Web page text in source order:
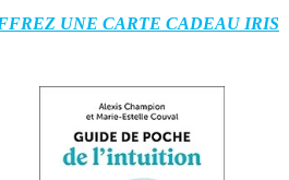
UNE CARTE CADEAU IRIS